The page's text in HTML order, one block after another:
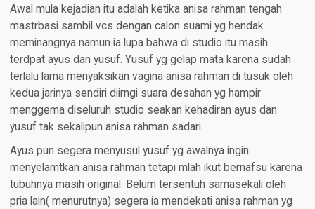
Awal mula kejadian itu adalah ketika anisa rahman tengah
mastrbasi sambil vcs dengan calon suami yg hendak
meminangnya namun ia lupa bahwa di studio itu masih
terdpat ayus dan yusuf. Yusuf yg gelap mata karena sudah
terlalu lama menyaksikan vagina anisa rahman di tusuk oleh
kedua jarinya sendiri diirngi suara desahan yg hampir
menggema diseluruh studio seakan kehadiran ayus dan
yusuf tak sekalipun anisa rahman sadari.
Ayus pun segera menyusul yusuf yg awalnya ingin
menyelamtkan anisa rahman tetapi mlah ikut bernafsu karena
tubuhnya masih original. Belum tersentuh samasekali oleh
pria lain( menurutnya) segera ia mendekati anisa rahman yg